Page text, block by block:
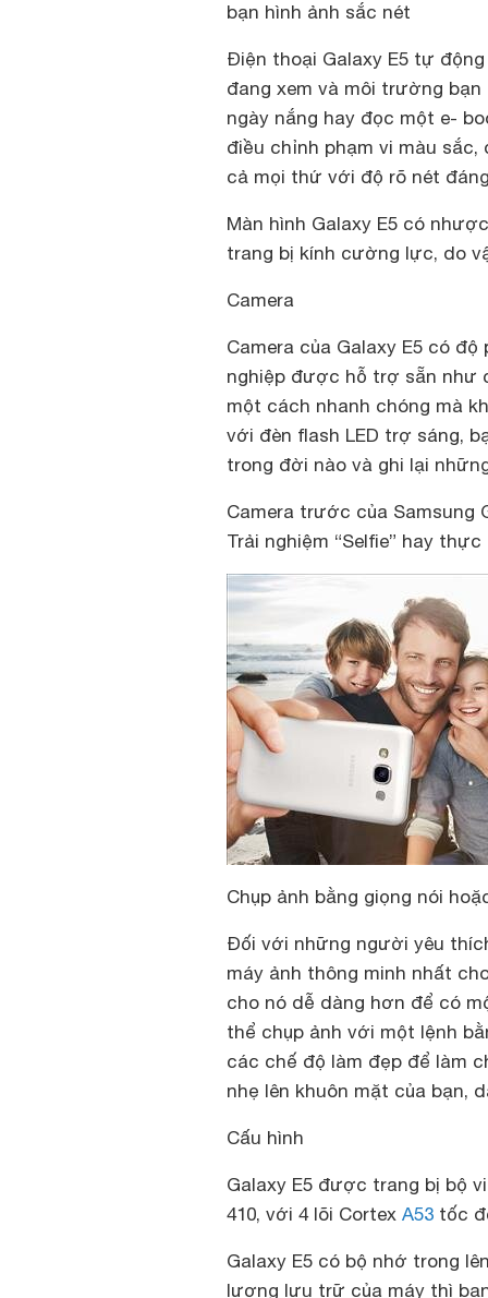
bạn hình ảnh sắc nét
Điện thoại Galaxy E5 tự
đang xem và môi trường
ngày nắng hay đọc một e-
điều chỉnh phạm vi màu
cả mọi thứ với độ rõ nét
Màn hình Galaxy E5 có
trang bị kính cường lực, do
Camera
Camera của Galaxy E5 có
nghiệp được hỗ trợ sẵn như
một cách nhanh chóng mà
với đèn flash LED trợ sáng,
trong đời nào và ghi lại
Camera trước của Samsung
Trải nghiệm “Selfie” hay
Chụp ảnh bằng giọng nói
Đối với những người yêu
máy ảnh thông minh nhất
cho nó dễ dàng hơn để có
thể chụp ảnh với một lệnh
các chế độ làm đẹp để làm
nhẹ lên khuôn mặt của bạn,
Cấu hình
Galaxy E5 được trang bị bộ
410, với 4 lõi Cortex A53 tốc
Galaxy E5 có bộ nhớ trong
lượng lưu trữ của máy thì